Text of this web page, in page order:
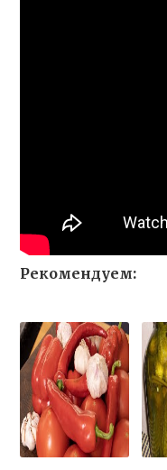
Рекомендуем: